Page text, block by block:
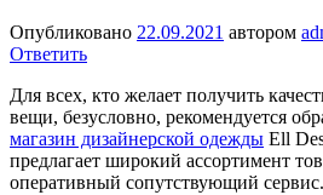
Опубликовано 22.09.2021 автором
Ответить
Для всех, кто желает получить
вещи, безусловно, рекомендуется
магазин дизайнерской одежды Ell
предлагает широкий ассортимент
оперативный сопутствующий сервис.